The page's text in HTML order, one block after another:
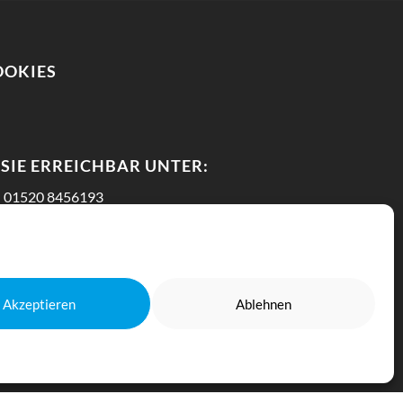
Akzeptieren Ablehnen
ERREICHBAR UNTER:
01520 8456193